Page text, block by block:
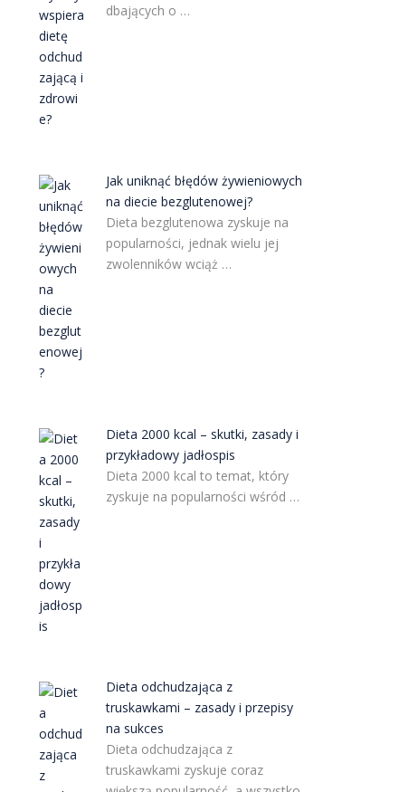
dbających o …
Jak uniknąć błędów żywieniowych
na diecie bezglutenowej?
Dieta bezglutenowa zyskuje na
popularności, jednak wielu jej
zwolenników wciąż …
Dieta 2000 kcal – skutki, zasady i
przykładowy jadłospis
Dieta 2000 kcal to temat, który
zyskuje na popularności wśród …
Dieta odchudzająca z
truskawkami – zasady i przepisy
na sukces
Dieta odchudzająca z
truskawkami zyskuje coraz